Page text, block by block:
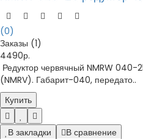
(0)
Заказы (1)
4490р.
Редуктор червячный NMRW
(NMRV). Габарит-040, передато..
Купить
В закладки В сравнение